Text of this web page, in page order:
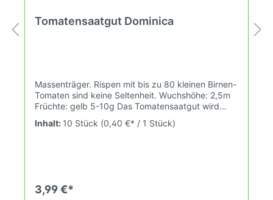
Tomatensaatgut Dominica
Massenträger. Rispen mit bis zu 80 kleinen Birnen-
Tomaten sind keine Seltenheit. Wuchshöhe: 2,5m
Früchte: gelb 5-10g Das Tomatensaatgut wird
ausdrücklich als Sammelobjekt oder Zierpflanze
verkauft. Keimtemperatur zwischen 25°C und
des Demeter Verbandes an. Damit wird die
Tomatenvielfalt gefördert die du in deinem
Inhalt: 10 Stück (0,40 €* / 1 Stück)
3,99 €*